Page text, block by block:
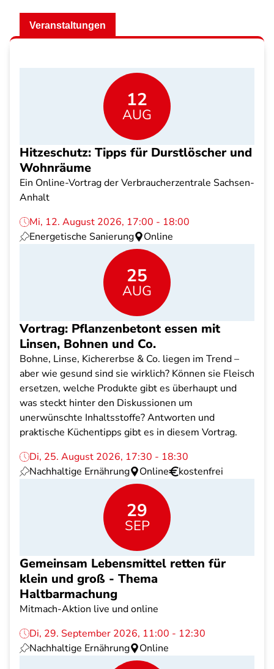
Veranstaltungen
12
AUG
Hitzeschutz: Tipps für Durstlöscher und
Wohnräume
Ein Online-Vortrag der Verbraucherzentrale Sachsen-
Anhalt
Mi, 12. August 2026, 17:00 - 18:00
Energetische Sanierung
Online
25
AUG
Vortrag: Pflanzenbetont essen mit
Linsen, Bohnen und Co.
Bohne, Linse, Kichererbse & Co. liegen im Trend –
aber wie gesund sind sie wirklich? Können sie Fleisch
ersetzen, welche Produkte gibt es überhaupt und
was steckt hinter den Diskussionen um
unerwünschte Inhaltsstoffe? Antworten und
praktische Küchentipps gibt es in diesem Vortrag.
Di, 25. August 2026, 17:30 - 18:30
Nachhaltige Ernährung
Online kostenfrei
29
SEP
Gemeinsam Lebensmittel retten für
klein und groß - Thema
Haltbarmachung
Mitmach-Aktion live und online
Di, 29. September 2026, 11:00 - 12:30
Nachhaltige Ernährung
Online